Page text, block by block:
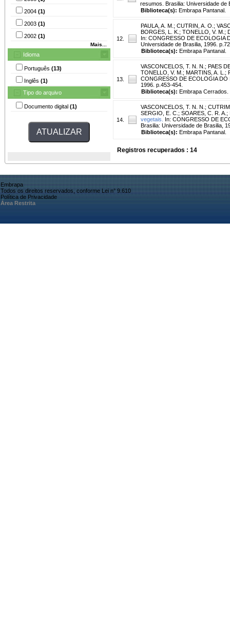
2004 (1)
2003 (1)
2002 (1)
Mais...
Idioma
Português (13)
Inglês (1)
Tipo do arquivo
Documento digital (1)
resumos. Brasilia: Universidade de
Biblioteca(s): Embrapa Pantanal.
12.
PAULA, A. M. ; CUTRIN, A. O. ;
BORGES, L. K. ; TONELLO, V. M. ;
In: CONGRESSO DE ECOLOGIA
Universidade de Brasilia, 1996.
Biblioteca(s): Embrapa Pantanal.
13.
VASCONCELOS, T. N. N. ; PAES
TONELLO, V. M. ; MARTINS, A. L. ;
CONGRESSO DE ECOLOGIA
1996. p.453-454.
Biblioteca(s): Embrapa Cerrados.
14.
VASCONCELOS, T. N. N. ;
SERGIO, E. C. ; SOARES, C. R. A. ;
vegetais.
In: CONGRESSO DE
Brasilia: Universidade de Brasilia,
Biblioteca(s): Embrapa Pantanal.
Registros recuperados : 14
Embrapa
Todos os direitos reservados, conforme Lei n° 9.610
Política de Privacidade
Área Restrita